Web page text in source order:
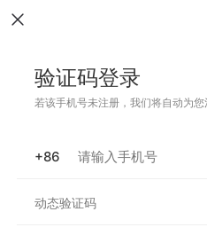
验证码登录
若该手机号未注册，我们将自动为您
+86